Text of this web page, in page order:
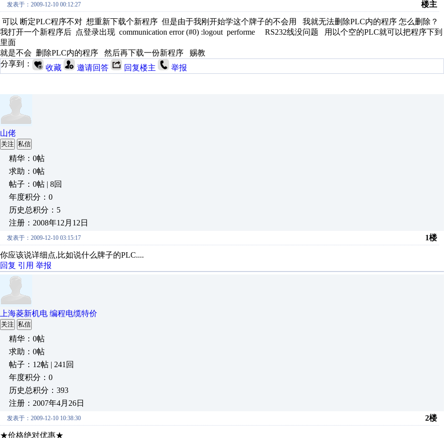
发表于：2009-12-10 00:12:27 楼主
可以 断定PLC程序不对 想重新下载个新程序 但是由于我刚开始学这个牌子的不会用 我就无法删除PLC内的程序 怎么删除？
我打开一个新程序后 点登录出现 communication error (#0) :logout performe RS232线没问题 用以个空的PLC就可以把程序下到
里面
就是不会 删除PLC内的程序 然后再下载一份新程序 赐教
分享到：
收藏 邀请回答 回复楼主 举报
山佬
关注 私信
精华：0帖
求助：0帖
帖子：0帖 | 8回
年度积分：0
历史总积分：5
注册：2008年12月12日
发表于：2009-12-10 03:15:17 1楼
你应该说详细点,比如说什么牌子的PLC....
回复 引用 举报
上海菱新机电 编程电缆特价
关注 私信
精华：0帖
求助：0帖
帖子：12帖 | 241回
年度积分：0
历史总积分：393
注册：2007年4月26日
发表于：2009-12-10 10:38:30 2楼
★价格绝对优惠★